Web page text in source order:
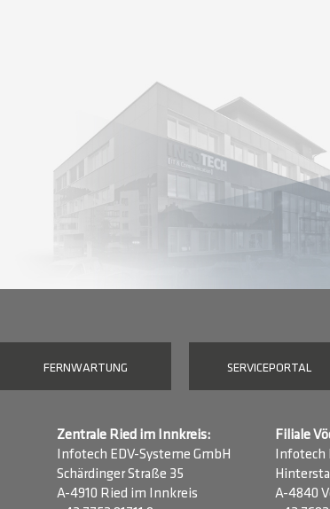
FERNWARTUNG SERVICEPORTAL
Zentrale Ried im Innkreis:
Infotech EDV-Systeme GmbH
Schärdinger Straße 35
A-4910 Ried im Innkreis
Filiale
Infotech
A-4840